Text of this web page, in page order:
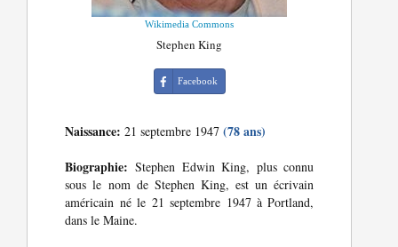
Wikimedia Commons
Stephen King
Facebook
Naissance: 21 septembre 1947(78 ans)
Biographie: Stephen Edwin King, plus connu
sous le nom de Stephen King, est un écrivain
américain né le 21 septembre 1947 à Portland,
dans le Maine.